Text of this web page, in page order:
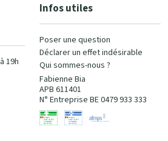
19h
Infos utiles
Poser une question
Déclarer un effet indésirable
Qui sommes-nous ?
Fabienne Bia
APB 611401
N° Entreprise BE 0479 933 333